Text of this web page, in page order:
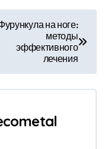
на ноге:
методы
эффективного
лечения